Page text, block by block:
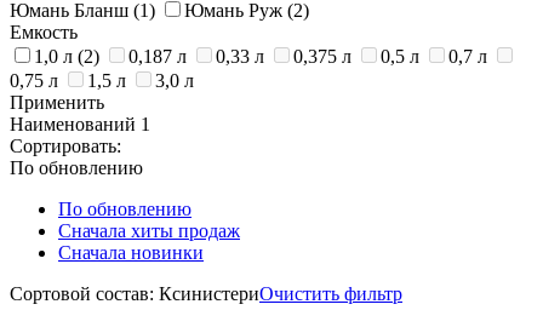
Юмань Бланш (1) Юмань Руж (2)
Емкость
1,0 л (2) 0,187 л 0,33 л 0,375 л 0,5 л
0,7 л
0,75 л
1,5 л
3,0 л
Применить
Наименований 1
Сортировать:
По обновлению
По обновлению
Сначала хиты продаж
Сначала новинки
Сортовой состав: КсинистериОчистить фильтр